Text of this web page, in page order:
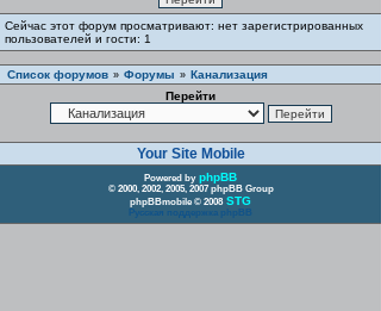
Сейчас этот форум просматривают: нет зарегистрированных
пользователей и гости: 1
Список форумов » Форумы » Канализация
Перейти
Your Site Mobile
Powered by phpBB
© 2000, 2002, 2005, 2007 phpBB Group
phpBBmobile © 2008 STG
Русская поддержка phpBB